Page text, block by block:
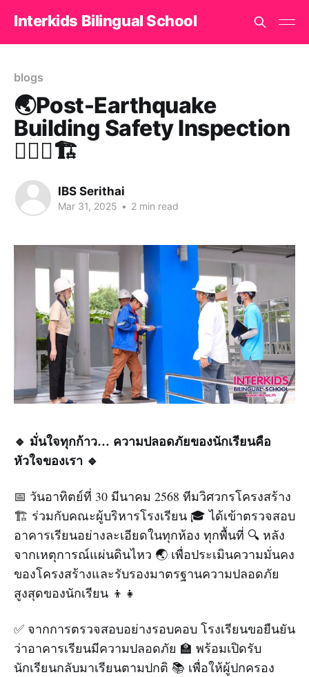
Interkids Bilingual School
blogs
🌏Post-Earthquake
Building Safety Inspection
👷🏻‍♂️🏗️
IBS Serithai
Mar 31, 2025 • 2 min read
🔹 มั่นใจทุกก้าว… ความปลอดภัยของนักเรียนคือ
หัวใจของเรา 🔹
📅 วันอาทิตย์ที่ 30 มีนาคม 2568 ทีมวิศวกรโครงสร้าง
🏗️ ร่วมกับคณะผู้บริหารโรงเรียน 🎓 ได้เข้าตรวจสอบ
อาคารเรียนอย่างละเอียดในทุกห้อง ทุกพื้นที่ 🔍 หลัง
จากเหตุการณ์แผ่นดินไหว 🌏 เพื่อประเมินความมั่นคง
ของโครงสร้างและรับรองมาตรฐานความปลอดภัย
สูงสุดของนักเรียน 👦👧
✅ จากการตรวจสอบอย่างรอบคอบ โรงเรียนขอยืนยัน
ว่าอาคารเรียนมีความปลอดภัย 🏫 พร้อมเปิดรับ
นักเรียนกลับมาเรียนตามปกติ 📚 เพื่อให้ผู้ปกครอง